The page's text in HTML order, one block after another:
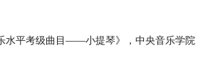
水平考级曲目——小提琴》，中央音乐学院